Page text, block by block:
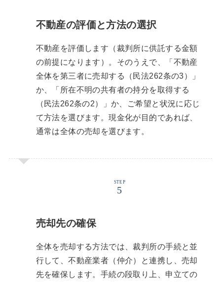
不動産の評価と方法の選択
不動産を評価します（裁判所に供託する金額
の前提になります）。そのうえで、「不動産
全体を第三者に売却する（民法262条の3）」
か、「所在不明の共有者の持分を取得する
（民法262条の2）」か、ご希望と状況に応じ
て方法を選びます。現金化が目的であれば、
通常は全体の売却を選びます。
STEP
売却先の確保
全体を売却する方法では、裁判所の手続と並
行して、不動産業者（仲介）と連携し、売却
先を確保します。手続の段取り上、申立ての